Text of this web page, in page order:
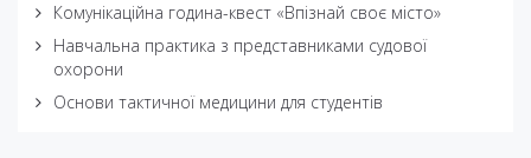
Комунікаційна година-квест «Впізнай своє місто»
Навчальна практика з представниками судової
охорони
Основи тактичної медицини для студентів